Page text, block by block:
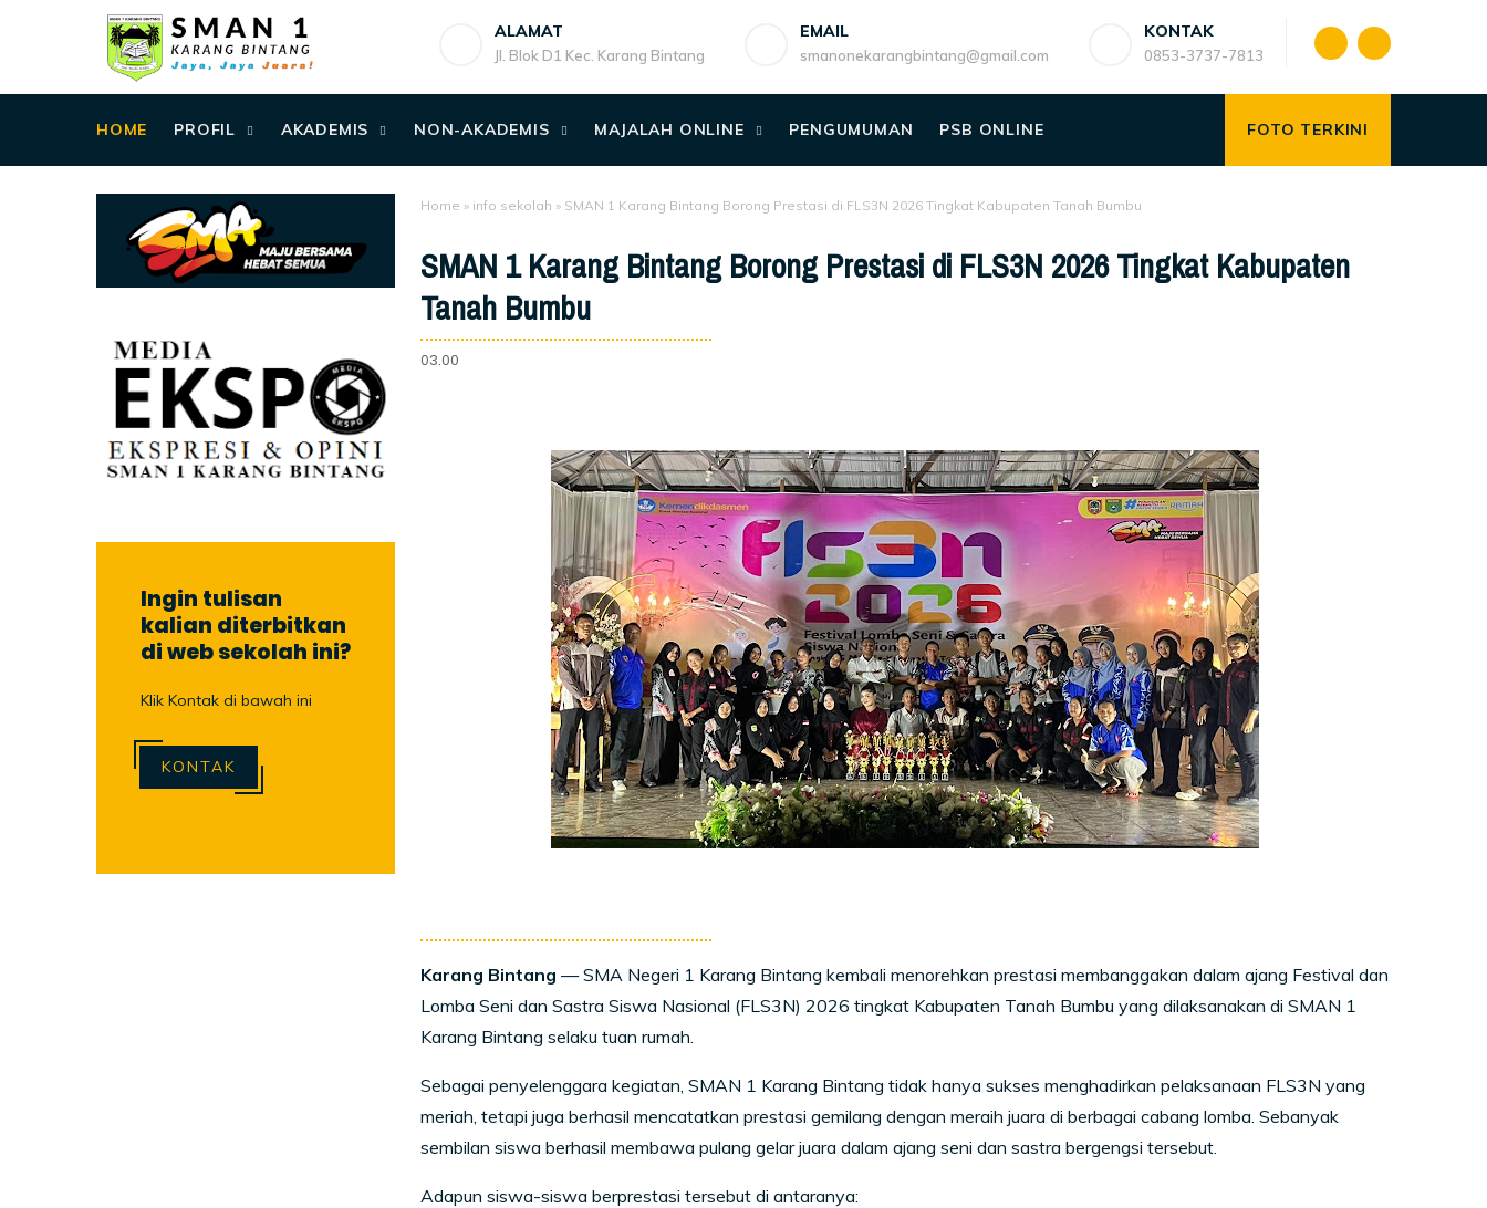
ALAMAT
Jl. Blok D1 Kec. Karang Bintang
EMAIL
smanonekarangbintang@gmail.com
KONTAK
0853-3737-7813
HOME PROFIL AKADEMIS NON-AKADEMIS MAJALAH ONLINE PENGUMUMAN PSB ONLINE FOTO TERKINI
Home » info sekolah » SMAN 1 Karang Bintang Borong Prestasi di FLS3N 2026 Tingkat Kabupaten Tanah Bumbu
SMAN 1 Karang Bintang Borong Prestasi di FLS3N 2026 Tingkat Kabupaten
Tanah Bumbu
03.00
Karang Bintang — SMA Negeri 1 Karang Bintang kembali menorehkan prestasi membanggakan dalam ajang Festival dan
Lomba Seni dan Sastra Siswa Nasional (FLS3N) 2026 tingkat Kabupaten Tanah Bumbu yang dilaksanakan di SMAN 1
Karang Bintang selaku tuan rumah.
Sebagai penyelenggara kegiatan, SMAN 1 Karang Bintang tidak hanya sukses menghadirkan pelaksanaan FLS3N yang
meriah, tetapi juga berhasil mencatatkan prestasi gemilang dengan meraih juara di berbagai cabang lomba. Sebanyak
sembilan siswa berhasil membawa pulang gelar juara dalam ajang seni dan sastra bergengsi tersebut.
Adapun siswa-siswa berprestasi tersebut di antaranya:
Ingin tulisan
kalian diterbitkan
di web sekolah ini?
Klik Kontak di bawah ini
KONTAK